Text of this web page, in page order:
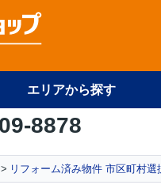
エリアから探す
8878
リフォーム済み物件 市区町村選